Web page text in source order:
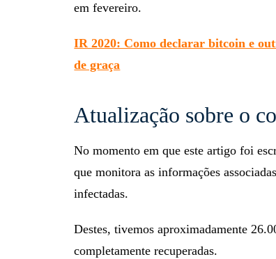
em fevereiro.
IR 2020: Como declarar bitcoin e
de graça
Atualização sobre o
No momento em que este artigo foi
que monitora as informações
infectadas.
Destes, tivemos aproximadamente
completamente recuperadas.